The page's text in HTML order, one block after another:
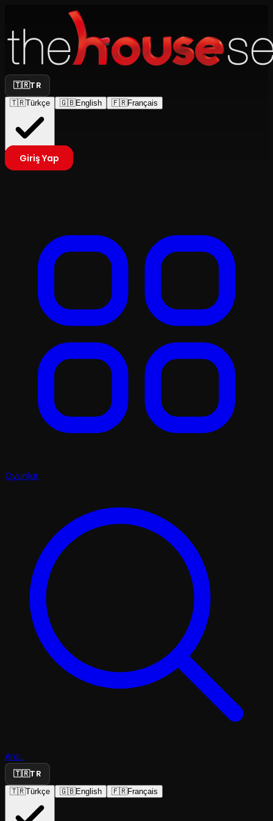
🇹🇷TR
🇹🇷Türkçe 🇬🇧English 🇫🇷Français
Giriş Yap
Oyunlar
Ara...
🇹🇷TR
🇹🇷Türkçe 🇬🇧English 🇫🇷Français